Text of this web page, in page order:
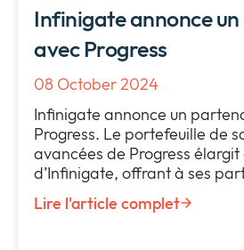
Infinigate annonce
avec Progress
08 October 2024
Infinigate annonce un
Progress. Le portefeuille de
avancées de Progress
d’Infinigate, offrant à ses
Lire l'article complet